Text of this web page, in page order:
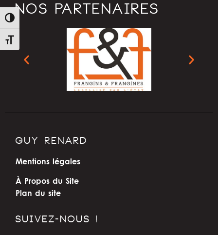
Passer en contraste élevé
Changer la taille de la police
NOS PARTENAIRES
GUY RENARD
Mentions légales
À Propos du Site
Plan du site
SUIVEZ-NOUS !